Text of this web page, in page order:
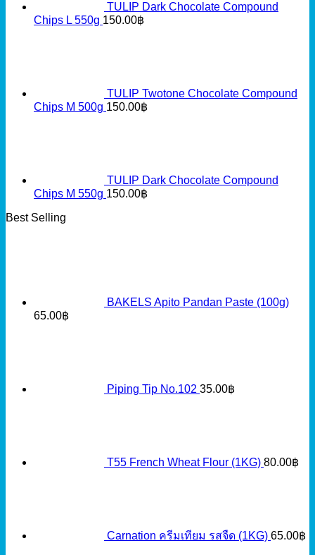
TULIP Dark Chocolate Compound
Chips L 550g 150.00฿
TULIP Twotone Chocolate Compound
Chips M 500g 150.00฿
TULIP Dark Chocolate Compound
Chips M 550g 150.00฿
Best Selling
BAKELS Apito Pandan Paste (100g)
65.00฿
Piping Tip No.102 35.00฿
T55 French Wheat Flour (1KG) 80.00฿
Carnation ครีมเทียม รสจืด (1KG) 65.00฿